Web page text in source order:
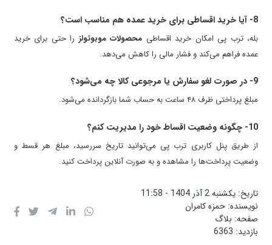
8- آیا خرید اقساطی برای خرید عمده هم مناسب است؟
بله، ترب پی امکان خرید اقساطی محصولات موبوتولز را حتی برای خرید
عمده فراهم می‌کند و فشار مالی را کاهش می‌دهد.
9- در صورت لغو سفارش یا مرجوعی کالا چه می‌شود؟
مبلغ پرداختی ظرف ۴۸ ساعت به حساب شما بازگردانده می‌شود.
10- چگونه وضعیت اقساط خود را مدیریت کنم؟
از طریق پنل کاربری ترب پی می‌توانید تاریخ سررسید، مبلغ هر قسط و
وضعیت پرداخت‌ها را مشاهده و به صورت آنلاین پرداخت کنید.
تاریخ: یکشنبه 2 آذر 1404 - 11:58
نویسنده: حمزه کامران
صفحه: بلاگ
بازدید: 6363